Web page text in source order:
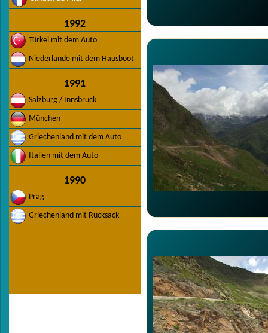
1992
Türkei mit dem Auto
Niederlande mit dem Hausboot
1991
Salzburg / Innsbruck
München
Griechenland mit dem Auto
Italien mit dem Auto
1990
Prag
Griechenland mit Rucksack